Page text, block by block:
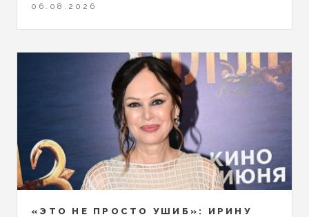
06.08.2026
«ЭТО НЕ ПРОСТО УШИБ»: ИРИНУ